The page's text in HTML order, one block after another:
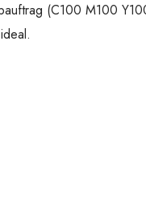
(C100 M100